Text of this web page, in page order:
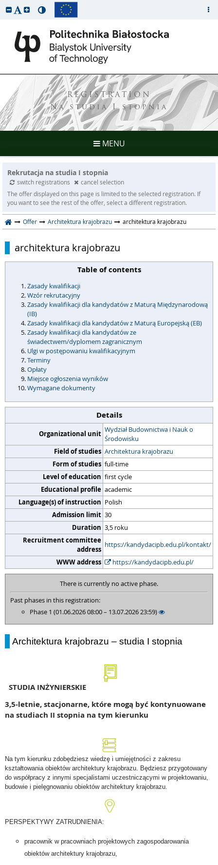
REGISTRATION
Na studia I stopnia
MENU
Rekrutacja na studia I stopnia
switch registrations
cancel selection
The offer displayed on this page is limited to the selected registration. If
you want to see the rest of the offer, select a different registration.
Offer Architektura krajobrazu architektura krajobrazu
architektura krajobrazu
Table of contents
Zasady kwalifikacji
Wzór rekrutacyjny
Zasady kwalifikacji dla kandydatów z Maturą Międzynarodową
(IB)
Zasady kwalifikacji dla kandydatów z Maturą Europejską (EB)
Zasady kwalifikacji dla kandydatów ze
świadectwem/dyplomem zagranicznym
Ulgi w postępowaniu kwalifikacyjnym
Terminy
Opłaty
Miejsce ogłoszenia wyników
Wymagane dokumenty
Details
Organizational unit Wydział Budownictwa i Nauk o
Środowisku
Field of studies Architektura krajobrazu
Form of studies full-time
Level of education first cycle
Educational profile academic
Language(s) of instruction Polish
Admission limit 30
Duration 3,5 roku
Recruitment committee
address
https://kandydacipb.edu.pl/kontakt/
WWW address
https://kandydacipb.edu.pl/
There is currently no active phase.
Past phases in this registration:
Phase 1 (01.06.2026 08:00 – 13.07.2026 23:59)
Architektura krajobrazu – studia I stopnia
STUDIA INŻYNIERSKIE
3,5-letnie, stacjonarne, które mogą być kontynuowane
na studiach II stopnia na tym kierunku
Na tym kierunku zdobędziesz wiedzę i umiejętności z zakresu
kształtowania obiektów architektury krajobrazu. Będziesz przygotowany
do współpracy z innymi specjalistami uczestniczącymi w projektowaniu,
budowie i pielęgnowaniu obiektów architektury krajobrazu.
PERSPEKTYWY ZATRUDNIENIA:
pracownik w pracowniach projektowych zagospodarowania
obiektów architektury krajobrazu,